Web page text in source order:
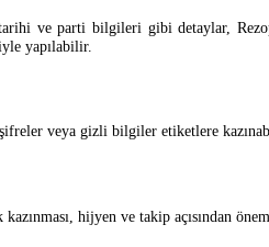
ve parti bilgileri gibi detaylar,
yapılabilir.
veya gizli bilgiler etiketlere
hijyen ve takip açısından